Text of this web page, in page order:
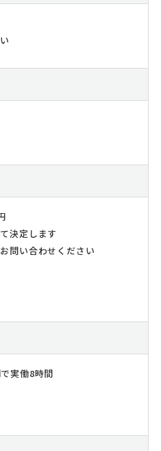
決定します
問い合わせください
実働8時間